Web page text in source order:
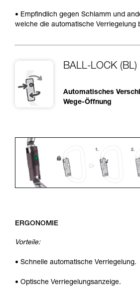
• Empfindlich gegen Schlamm und
welche die automatische Verriegelung
BALL-LOCK (BL)
Automatisches
Wege-Öffnung
ERGONOMIE
Vorteile:
• Schnelle automatische Verriegelung.
• Optische Verriegelungsanzeige.